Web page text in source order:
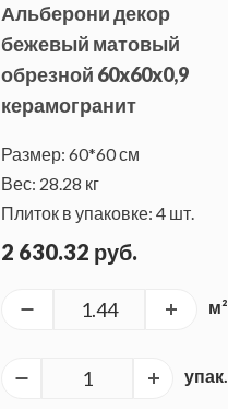
Альберони декор
бежевый матовый
обрезной 60x60x0,9
керамогранит
Размер: 60*60 см
Вес: 28.28 кг
Плиток в упаковке: 4 шт.
2 630.32 руб.
м²
упак.